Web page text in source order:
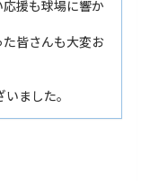
援も球場に響か
皆さんも大変お
ました。